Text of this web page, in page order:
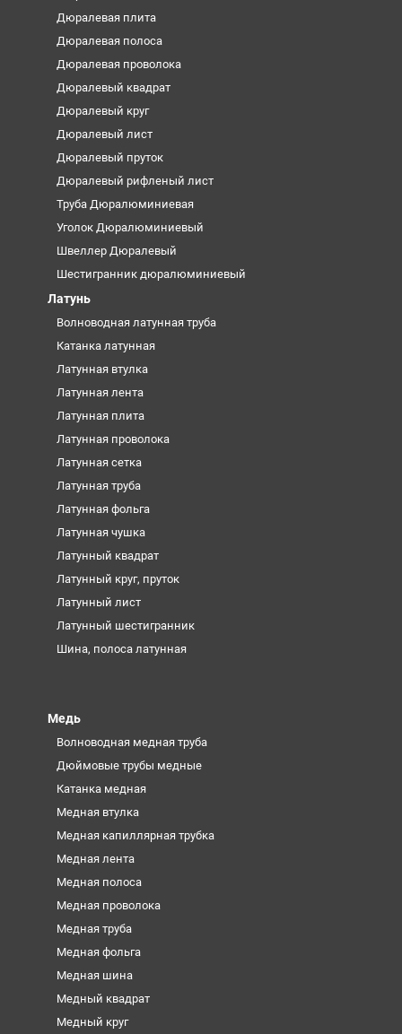
Дюралевая плита
Дюралевая полоса
Дюралевая проволока
Дюралевый квадрат
Дюралевый круг
Дюралевый лист
Дюралевый пруток
Дюралевый рифленый лист
Труба Дюралюминиевая
Уголок Дюралюминиевый
Швеллер Дюралевый
Шестигранник дюралюминиевый
Латунь
Волноводная латунная труба
Катанка латунная
Латунная втулка
Латунная лента
Латунная плита
Латунная проволока
Латунная сетка
Латунная труба
Латунная фольга
Латунная чушка
Латунный квадрат
Латунный круг, пруток
Латунный лист
Латунный шестигранник
Шина, полоса латунная
Медь
Волноводная медная труба
Дюймовые трубы медные
Катанка медная
Медная втулка
Медная капиллярная трубка
Медная лента
Медная полоса
Медная проволока
Медная труба
Медная фольга
Медная шина
Медный квадрат
Медный круг